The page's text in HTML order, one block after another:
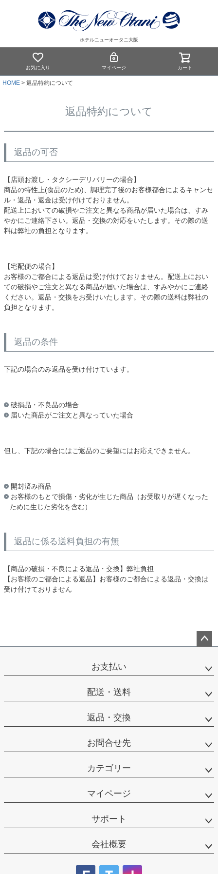
ホテルニューオータニ大阪
お気に入り マイページ カート
HOME 返品特約について
返品特約について
返品の可否
【店頭お渡し・タクシーデリバリーの場合】
商品の特性上(食品のため)、調理完了後のお客様都合によるキャンセ
ル・返品・返金は受け付けておりません。
配送上においての破損やご注文と異なる商品が届いた場合は、すみ
やかにご連絡下さい。返品・交換の対応をいたします。その際の送
料は弊社の負担となります。
【宅配便の場合】
お客様のご都合による返品は受け付けておりません。配送上におい
ての破損やご注文と異なる商品が届いた場合は、すみやかにご連絡
ください。返品・交換をお受けいたします。その際の送料は弊社の
負担となります。
返品の条件
下記の場合のみ返品を受け付けています。
破損品・不良品の場合
届いた商品がご注文と異なっていた場合
但し、下記の場合にはご返品のご要望にはお応えできません。
開封済み商品
お客様のもとで損傷・劣化が生じた商品（お受取りが遅くなった
ために生じた劣化を含む）
返品に係る送料負担の有無
【商品の破損・不良による返品・交換】弊社負担
【お客様のご都合による返品】お客様のご都合による返品・交換は
受け付けておりません
ップ
お支払い
配送・送料
返品・交換
お問合せ先
カテゴリー
マイページ
サポート
会社概要